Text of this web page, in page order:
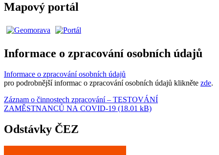
Mapový portál
Informace o zpracování osobních údajů
Informace o zpracování osobních údajů
pro podrobnější informac o zpracování osobních údajů klikněte zde.
Záznam o činnostech zpracování – TESTOVÁNÍ
ZAMĚSTNANCŮ NA COVID-19 (18.01 kB)
Odstávky ČEZ